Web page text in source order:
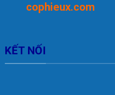
cophieux.com
KẾT NỐI